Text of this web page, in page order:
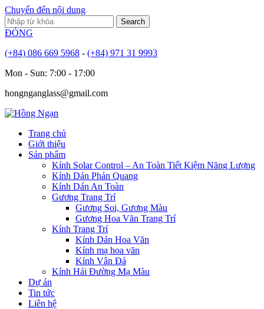
Chuyển đến nội dung
ĐÓNG
(+84) 086 669 5968 - (+84) 971 31 9993
Mon - Sun: 7:00 - 17:00
hongnganglass@gmail.com
Trang chủ
Giới thiệu
Sản phẩm
Kính Solar Control – An Toàn Tiết Kiệm Năng Lượng
Kính Dán Phản Quang
Kính Dán An Toàn
Gương Trang Trí
Gương Soi, Gương Màu
Gương Hoa Văn Trang Trí
Kính Trang Trí
Kính Dán Hoa Văn
Kính mạ hoa văn
Kính Vân Đá
Kính Hải Đường Mạ Màu
Dự án
Tin tức
Liên hệ